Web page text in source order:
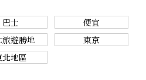
巴士
便宜
遊勝地
東京
北地區